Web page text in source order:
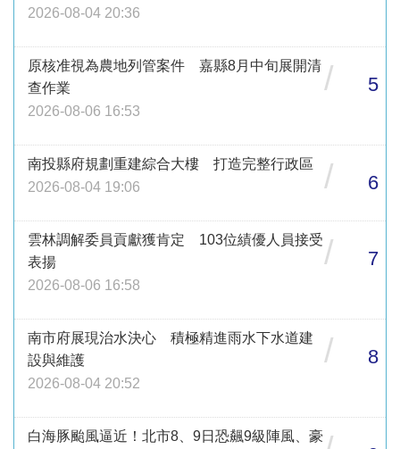
2026-08-04 20:36
原核准視為農地列管案件 嘉縣8月中旬展開清
查作業
2026-08-06 16:53
/ 5
南投縣府規劃重建綜合大樓 打造完整行政區
2026-08-04 19:06
/ 6
雲林調解委員貢獻獲肯定 103位績優人員接受
表揚
2026-08-06 16:58
/ 7
南市府展現治水決心 積極精進雨水下水道建
設與維護
2026-08-04 20:52
/ 8
白海豚颱風逼近！北市8、9日恐飆9級陣風、豪